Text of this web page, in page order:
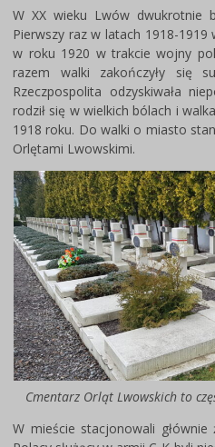
W XX wieku Lwów dwukrotnie
Pierwszy raz w latach 1918-
w roku 1920 w trakcie wojny
razem walki zakończyły się
Rzeczpospolita odzyskiwała
rodził się w wielkich bólach i
1918 roku. Do walki o miasto
Orlętami Lwowskimi.
Cmentarz Orląt Lwowskich to
W mieście stacjonowali głównie